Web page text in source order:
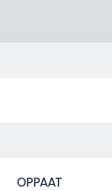
OPPAAT